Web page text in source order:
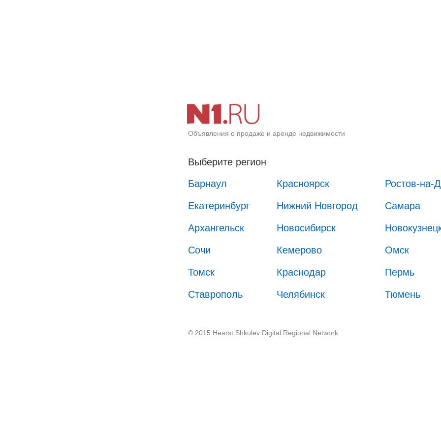
Объявления о продаже и аренде недвижимости
Выберите регион
Барнаул
Красноярск Ростов-на-
Екатеринбург Нижний Новгород Самара
Архангельск Новосибирск
Сочи Кемерово Омск
Томск Краснодар Пермь
Ставрополь Челябинск Тюмень
© 2015 Hearst Shkulev Digital Regional Network